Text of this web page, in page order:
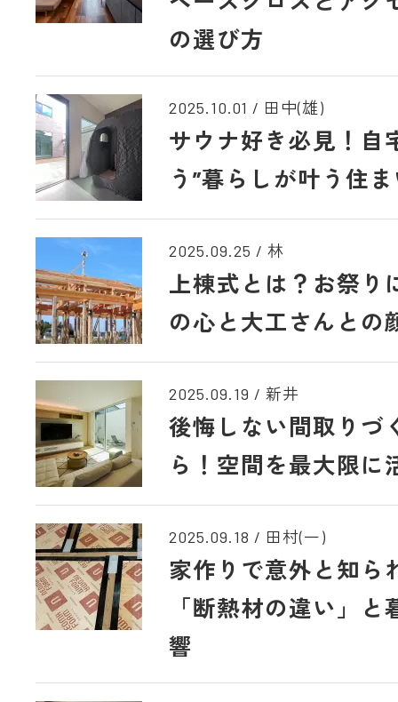
の選び方
2025.10.01 / 田中(雄)
サウナ好き必見！自
う”暮らしが叶う住
2025.09.25 / 林
上棟式とは？お祭り
の心と大工さんとの
2025.09.19 / 新井
後悔しない間取りづ
ら！空間を最大限に
2025.09.18 / 田村(一)
家作りで意外と知ら
「断熱材の違い」
響